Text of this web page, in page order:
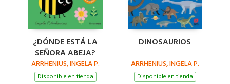
¿DÓNDE ESTÁ LA
SEÑORA ABEJA?
ARRHENIUS, INGELA P.
Disponible en tienda
DINOSAURIOS
ARRHENIUS, INGELA P.
Disponible en tienda